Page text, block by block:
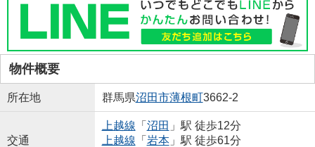
物件概要
所在地 群馬県沼田市薄根町3662-2
交通
上越線 「 沼田 」駅 徒歩12分
上越線 「 岩本」駅 徒歩61分